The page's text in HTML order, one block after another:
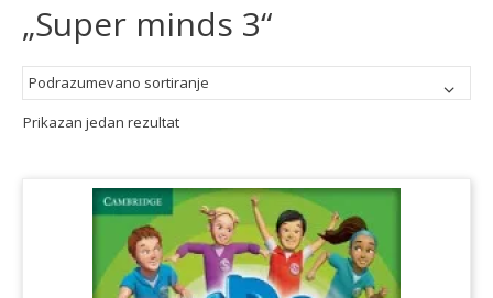
„Super minds 3“
Prikazan jedan rezultat